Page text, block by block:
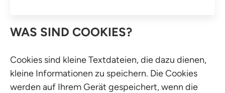
WAS SIND COOKIES?
Cookies sind kleine Textdateien, die dazu dienen,
kleine Informationen zu speichern. Die Cookies
werden auf Ihrem Gerät gespeichert, wenn die